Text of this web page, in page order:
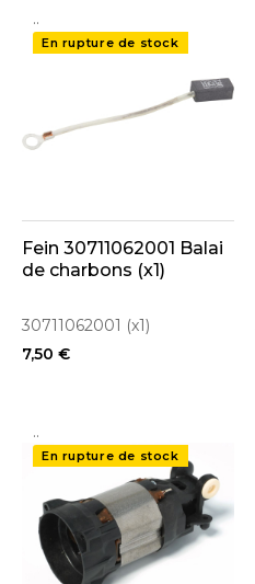
..
En rupture de stock
Fein 30711062001 Balai
de charbons (x1)
30711062001 (x1)
7,50 €
..
En rupture de stock